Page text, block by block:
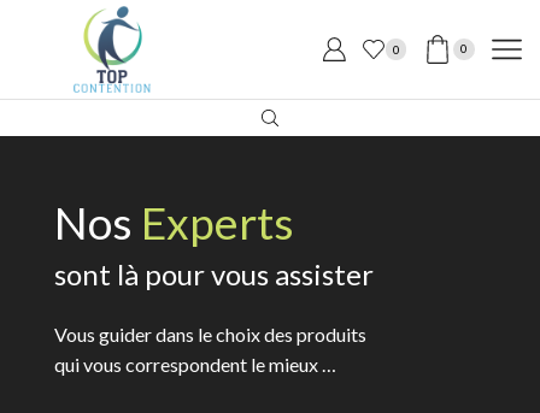
0 0
Nos Experts
sont là pour vous assister
Vous guider dans le choix des produits
qui vous correspondent le mieux …